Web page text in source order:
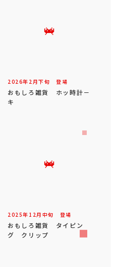
2026年 2 月下旬 登場
おもしろ雑貨 ホッ時計－
キ
2025年 12 月 中旬 登場
おもしろ雑貨 タイピン
グ クリップ